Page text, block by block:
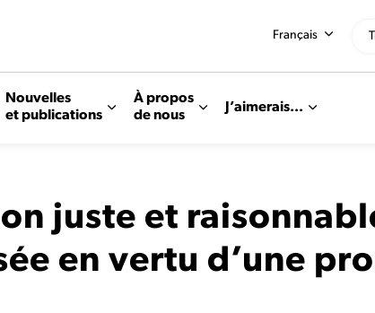
Nouvelles
et publications
À propos
de nous
J’aimerais...
Français
juste et
en vertu d’une